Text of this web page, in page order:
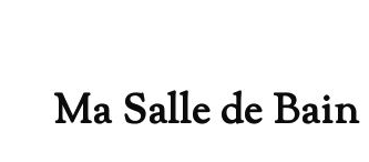
Ma Salle de